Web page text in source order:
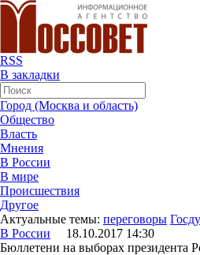
RSS
В закладки
Город (Москва и область)
Общество
Власть
Мнения
В России
В мире
Происшествия
Другое
Актуальные темы: переговоры
В России 18.10.2017 14:30
Бюллетени на выборах президента